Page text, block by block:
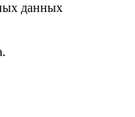
данных